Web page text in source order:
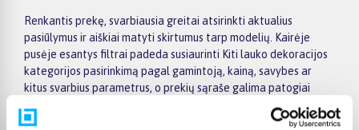
Renkantis prekę, svarbiausia greitai atsirinkti aktualius
pasiūlymus ir aiškiai matyti skirtumus tarp modelių. Kairėje
pusėje esantys filtrai padeda susiaurinti Kiti lauko dekoracijos
kategorijos pasirinkimą pagal gamintoją, kainą, savybes ar
kitus svarbius parametrus, o prekių sąraše galima patogiai
palyginti skirtingus pasiūlymus. Atidarius konkrečios prekės
puslapį, rasite detalesnę informaciją apie techninius duomenis,